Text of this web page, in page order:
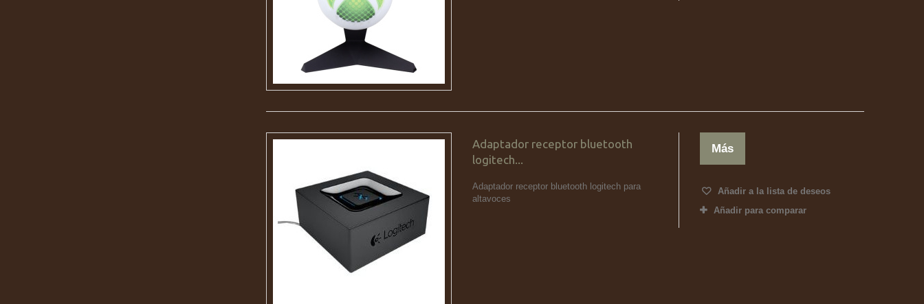
Adaptador receptor bluetooth
logitech...
Adaptador receptor bluetooth logitech para
altavoces
Más
Añadir a la lista de deseos
Añadir para comparar